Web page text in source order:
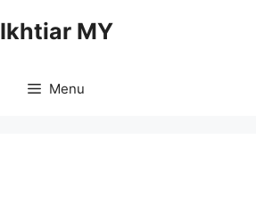
Ikhtiar MY
Menu